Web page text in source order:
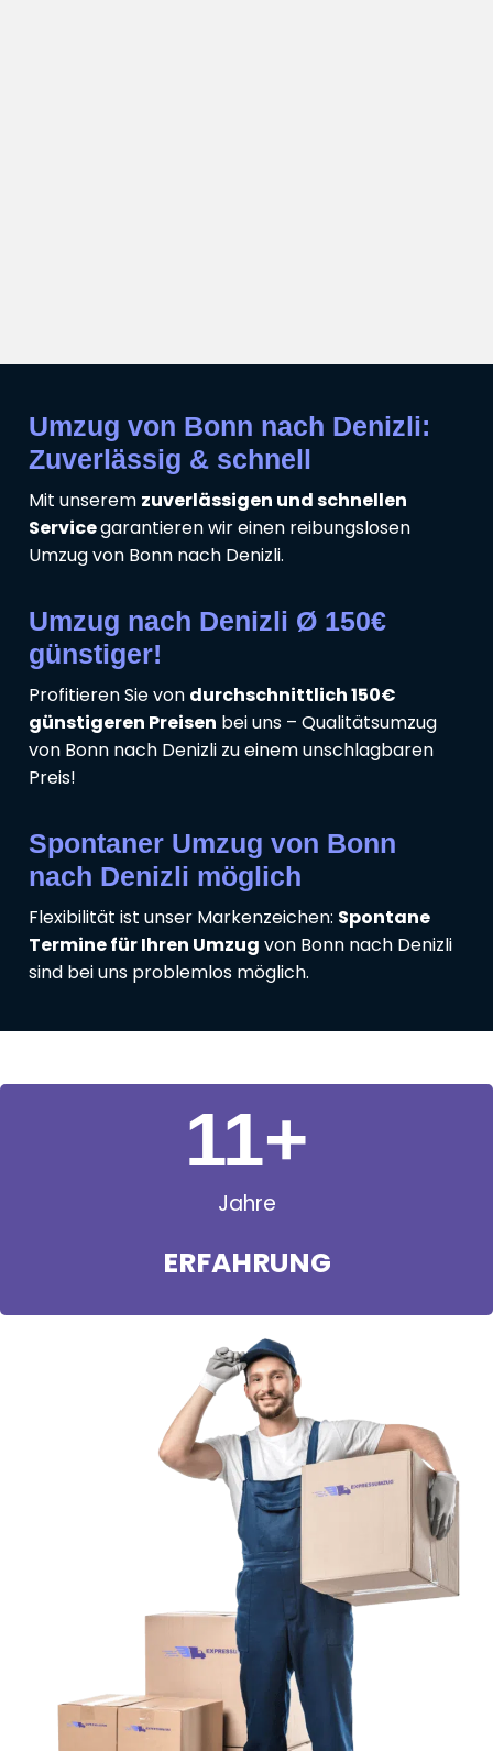
Umzug von Bonn nach Denizli:
Zuverlässig & schnell
Mit unserem zuverlässigen und schnellen
Servicegarantieren wir einen reibungslosen
Umzug von Bonn nach Denizli.
Umzug nach Denizli Ø 150€
günstiger!
Profitieren Sie von durchschnittlich 150€
günstigeren Preisen bei uns – Qualitätsumzug
von Bonn nach Denizli zu einem unschlagbaren
Preis!
Spontaner Umzug von Bonn
nach Denizli möglich
Flexibilität ist unser Markenzeichen: Spontane
Termine für Ihren Umzug von Bonn nach Denizli
sind bei uns problemlos möglich.
Jahre
ERFAHRUNG
11+